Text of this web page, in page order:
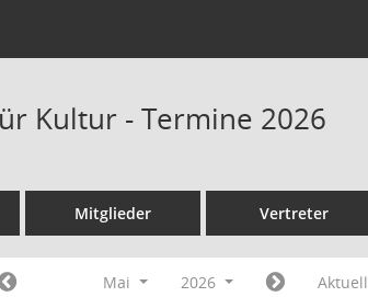
Kultur - Termine 2026
Mitglieder Vertreter
Mai 2026 Aktuell